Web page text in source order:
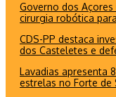
Governo dos
cirurgia robótica
CDS-PP destaca
dos Casteletes e
Lavadias apresenta
estrelas no Forte de